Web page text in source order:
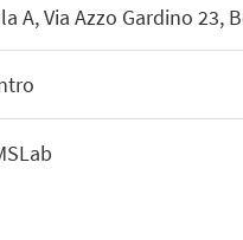
A, Via Azzo Gardino 23,